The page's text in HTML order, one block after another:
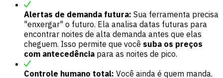
Alertas de demanda futura: Sua ferramenta precisa
"enxergar" o futuro. Ela analisa datas futuras para
encontrar noites de alta demanda antes que elas
cheguem. Isso permite que você suba os preços
com antecedência para as noites de pico.
Controle humano total: Você ainda é quem manda.